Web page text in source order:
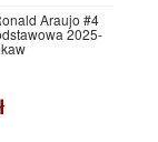
Araujo #4
2025-